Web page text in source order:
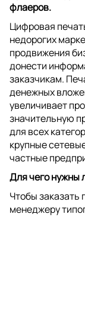
флаеров.
Цифровая
недорогих
продвижения
донести
заказчикам.
денежных
увеличивает
значительную
для всех
крупные
частные
Для чего нужны
Чтобы заказать
менеджеру